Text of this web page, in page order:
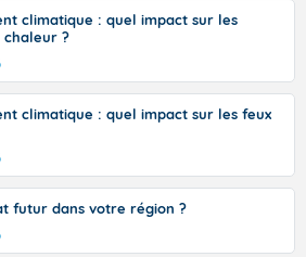
30 et 36 dans l'intérieur du pays,
37 à 38 degrés dans l'arrière-
de la Garonne.
climatique : quel impact sur les
chaleur ?
climatique : quel impact sur les feux
futur dans votre région ?